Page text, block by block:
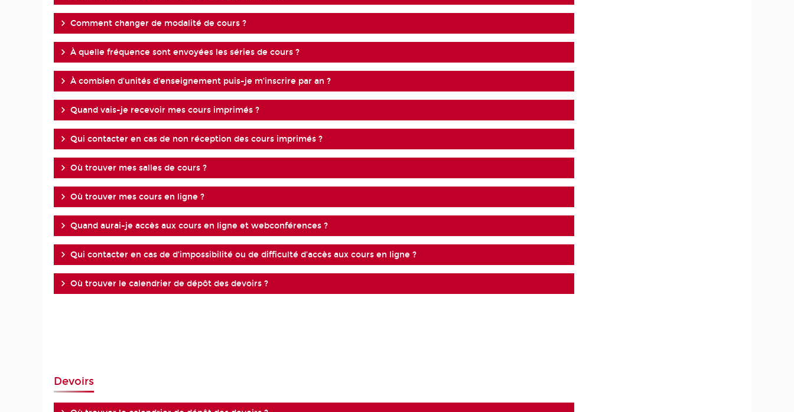
Comment changer de modalité de cours ?
À quelle fréquence sont envoyées les séries de cours ?
À combien d’unités d’enseignement puis-je m’inscrire par an ?
Quand vais-je recevoir mes cours imprimés ?
Qui contacter en cas de non réception des cours imprimés ?
Où trouver mes salles de cours ?
Où trouver mes cours en ligne ?
Quand aurai-je accès aux cours en ligne et webconférences ?
Qui contacter en cas de d’impossibilité ou de difficulté d’accès aux cours en ligne ?
Où trouver le calendrier de dépôt des devoirs ?
Devoirs